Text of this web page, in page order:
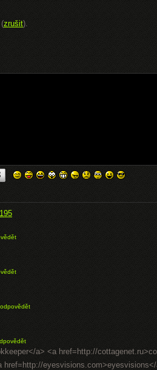
zrušit).
195
odpovědět
a> <a href=http://
href=http://